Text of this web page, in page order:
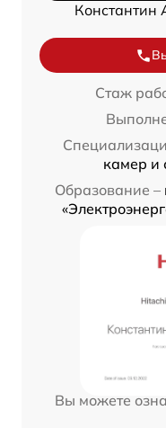
Константин
Стаж
камер и
Образование –
Вы можете